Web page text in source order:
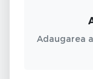
Adaugarea